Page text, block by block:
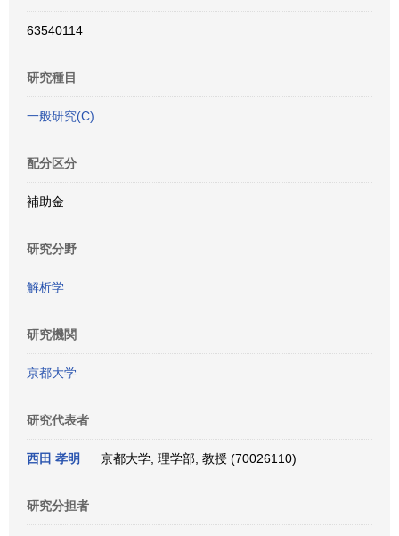
63540114
研究種目
一般研究(C)
配分区分
補助金
研究分野
解析学
研究機関
京都大学
研究代表者
西田 孝明 京都大学, 理学部, 教授 (70026110)
研究分担者